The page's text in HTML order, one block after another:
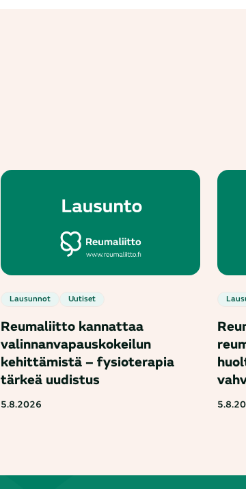
Lausunnot Uutiset
Reumaliitto kannattaa
valinnanvapauskokeilun
kehittämistä – fysioterapia
tärkeä uudistus
5.8.2026